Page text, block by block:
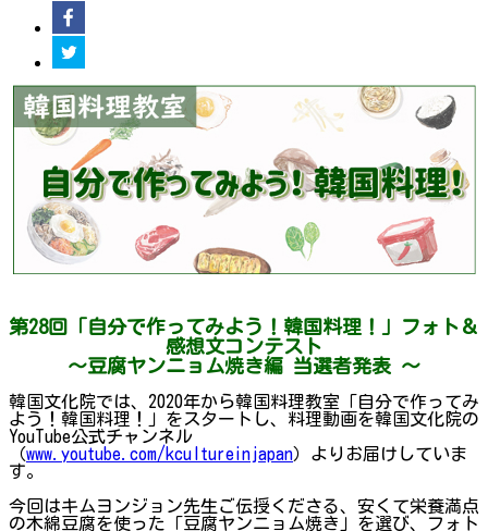
第28回「自分で作ってみよう！韓国料理！」フォト＆
感想文コンテスト
～豆腐ヤンニョム焼き編 当選者発表 ～
韓国文化院では、2020年から韓国料理教室「自分で作ってみ
よう！韓国料理！」をスタートし、料理動画を韓国文化院の
YouTube公式チャンネル
（www.youtube.com/kcultureinjapan）よりお届けしていま
す。
今回はキムヨンジョン先生ご伝授くださる、安くて栄養満点
の木綿豆腐を使った「豆腐ヤンニョム焼き」を選び、フォト